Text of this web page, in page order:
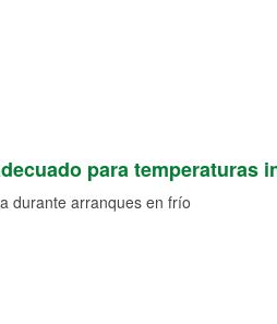
para temperaturas
durante arranques en frío